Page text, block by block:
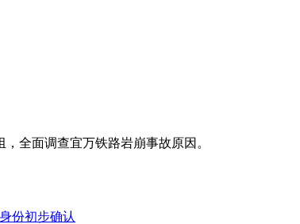
面调查宜万铁路岩崩事故原因。
份初步确认